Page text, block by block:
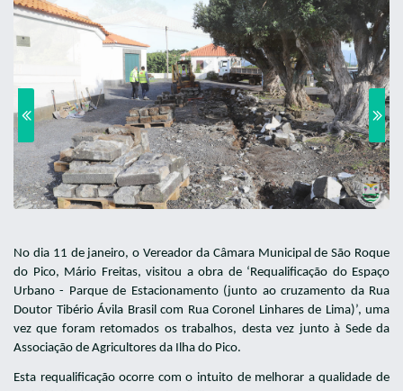
No dia 11 de janeiro, o Vereador da Câmara Municipal de São Roque
do Pico, Mário Freitas, visitou a obra de ‘Requalificação do Espaço
Urbano - Parque de Estacionamento (junto ao cruzamento da Rua
Doutor Tibério Ávila Brasil com Rua Coronel Linhares de Lima)’, uma
vez que foram retomados os trabalhos, desta vez junto à Sede da
Associação de Agricultores da Ilha do Pico.
Esta requalificação ocorre com o intuito de melhorar a qualidade de